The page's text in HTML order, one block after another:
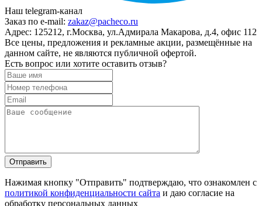
Наш telegram-канал
Заказ по e-mail: zakaz@pacheco.ru
Адрес: 125212, г.Москва, ул.Адмирала Макарова, д.4, офис 112
Все цены, предложения и рекламные акции, размещённые на
данном сайте, не являются публичной офертой.
Есть вопрос или хотите оставить отзыв?
Нажимая кнопку "Отправить" подтверждаю, что ознакомлен с
политикой конфиденциальности сайта и даю согласие на
обработку персональных данных